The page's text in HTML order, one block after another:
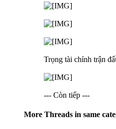
Trọng tài chính trận
--- Còn tiếp ---
More Threads in same